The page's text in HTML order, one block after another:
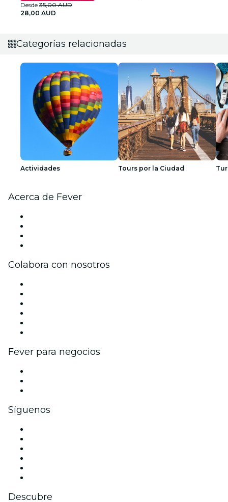
Desde 35,00 AUD
28,00 AUD
Categorías relacionadas
Actividades Tours por la Ciudad
Acerca de Fever
Colabora con nosotros
Fever para negocios
Síguenos
Descubre